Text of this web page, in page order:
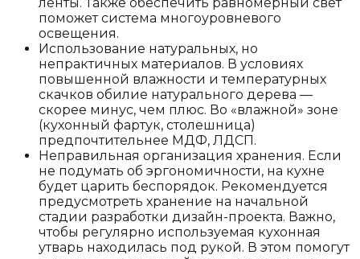
поможет система многоуровневого
освещения.
Использование натуральных, но
непрактичных материалов. В условиях
повышенной влажности и температурных
скачков обилие натурального дерева —
скорее минус, чем плюс. Во «влажной» зоне
(кухонный фартук, столешница)
предпочтительнее МДФ, ЛДСП.
Неправильная организация хранения. Если
не подумать об эргономичности, на кухне
будет царить беспорядок. Рекомендуется
предусмотреть хранение на начальной
стадии разработки дизайн-проекта. Важно,
чтобы регулярно используемая кухонная
утварь находилась под рукой. В этом помогут